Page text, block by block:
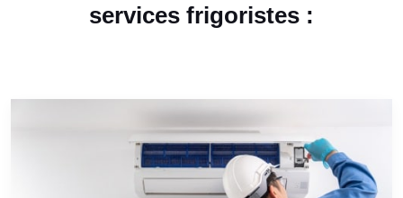
services frigoristes :